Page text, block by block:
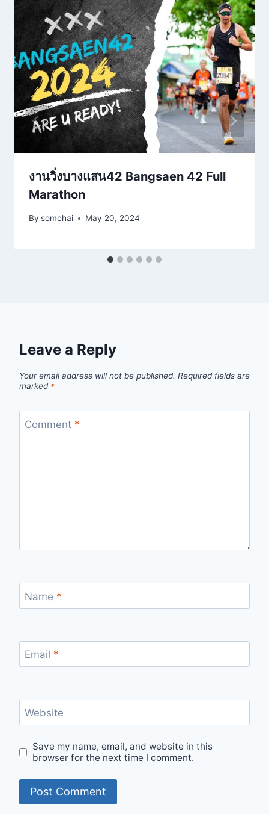
งานวิ่งบางแสน42 Bangsaen 42 Full
Marathon
By somchai May 20, 2024
Leave a Reply
Your email address will not be published. Required fields are
marked *
Comment *
Name *
Email *
Website
Save my name, email, and website in this
browser for the next time I comment.